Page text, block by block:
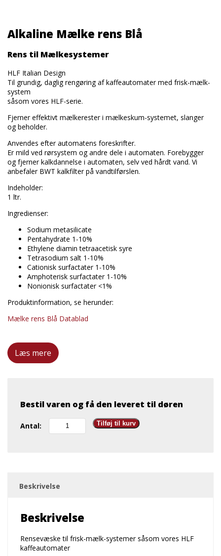
Alkaline Mælke rens Blå
Rens til Mælkesystemer
HLF Italian Design
Til grundig, daglig rengøring af kaffeautomater med frisk-mælk-
system
såsom vores HLF-serie.
Fjerner effektivt mælkerester i mælkeskum-systemet, slanger
og beholder.
Anvendes efter automatens foreskrifter.
Er mild ved rørsystem og andre dele i automaten. Forebygger
og fjerner kalkdannelse i automaten, selv ved hårdt vand. Vi
anbefaler BWT kalkfilter på vandtilførslen.
Indeholder:
1 ltr.
Ingredienser:
Sodium metasilicate
Pentahydrate 1-10%
Ethylene diamin tetraacetisk syre
Tetrasodium salt 1-10%
Cationisk surfactater 1-10%
Amphoterisk surfactater 1-10%
Nonionisk surfactater <1%
Produktinformation, se herunder:
Mælke rens Blå Datablad
Læs mere
Bestil varen og få den leveret til døren
Antal:
Alkaline
Mælke
Tilføj til kurv
Beskrivelse
Beskrivelse
Rensevæske til frisk-mælk-systemer såsom vores HLF
kaffeautomater